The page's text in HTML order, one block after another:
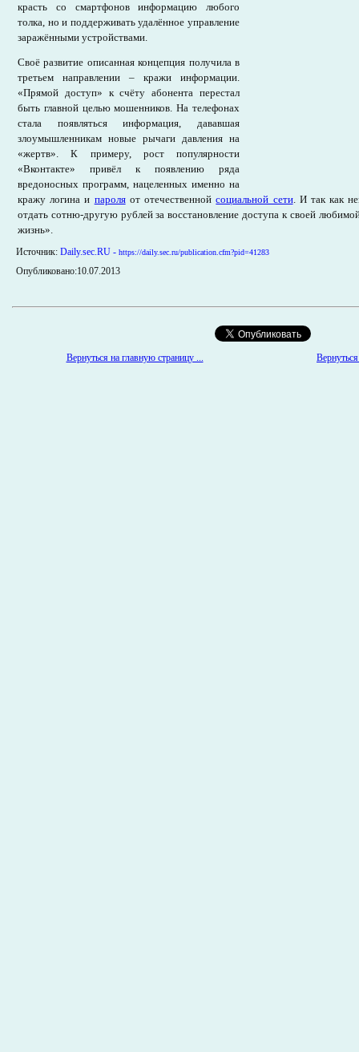
красть со смартфонов информацию любого
толка, но и поддерживать удалённое управление
заражёнными устройствами.
Своё развитие описанная концепция получила в
третьем направлении – кражи информации.
«Прямой доступ» к счёту абонента перестал
быть главной целью мошенников. На телефонах
стала появляться информация, дававшая
злоумышленникам новые рычаги давления на
«жертв». К примеру, рост популярности
«Вконтакте» привёл к появлению ряда
вредоносных программ, нацеленных именно на
кражу логина и пароляот отечественнойсоциальной сети. И так как
отдать сотню-другую рублей за восстановление доступа к своей
жизнь».
Источник: Daily.sec.RU - https://daily.sec.ru/publication.cfm?pid=41283
Опубликовано:10.07.2013